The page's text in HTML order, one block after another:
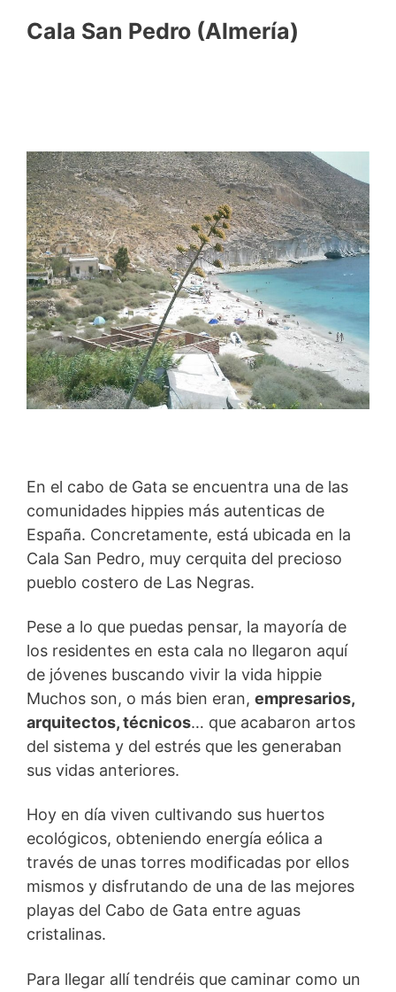
Cala San Pedro (Almería)
En el cabo de Gata se encuentra una de las
comunidades hippies más autenticas de
España. Concretamente, está ubicada en la
Cala San Pedro, muy cerquita del precioso
pueblo costero de Las Negras.
Pese a lo que puedas pensar, la mayoría de
los residentes en esta cala no llegaron aquí
de jóvenes buscando vivir la vida hippie
Muchos son, o más bien eran, empresarios,
arquitectos, técnicos… que acabaron artos
del sistema y del estrés que les generaban
sus vidas anteriores.
Hoy en día viven cultivando sus huertos
ecológicos, obteniendo energía eólica a
través de unas torres modificadas por ellos
mismos y disfrutando de una de las mejores
playas del Cabo de Gata entre aguas
cristalinas.
Para llegar allí tendréis que caminar como un